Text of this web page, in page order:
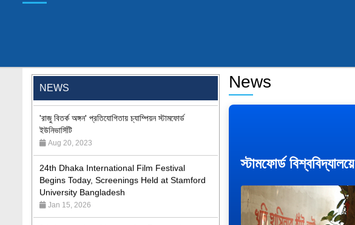
NEWS
Jan 26, 2024
ইউনিভার্সিটি
Aug 20, 2023
24th Dhaka International Film Festival
Begins Today, Screenings Held at Stamford
University Bangladesh
Jan 15, 2026
9th International Integrative Research
Conference
News
স্টামফোর্ড